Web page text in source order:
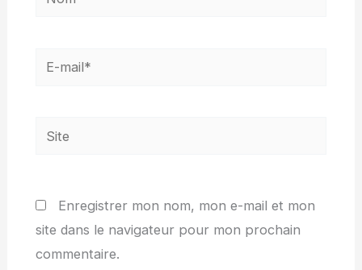
E-
Site
Enregistrer mon nom, mon e-mail et mon
site dans le navigateur pour mon prochain
commentaire.